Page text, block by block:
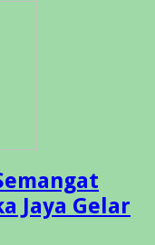
Jaya Gelar